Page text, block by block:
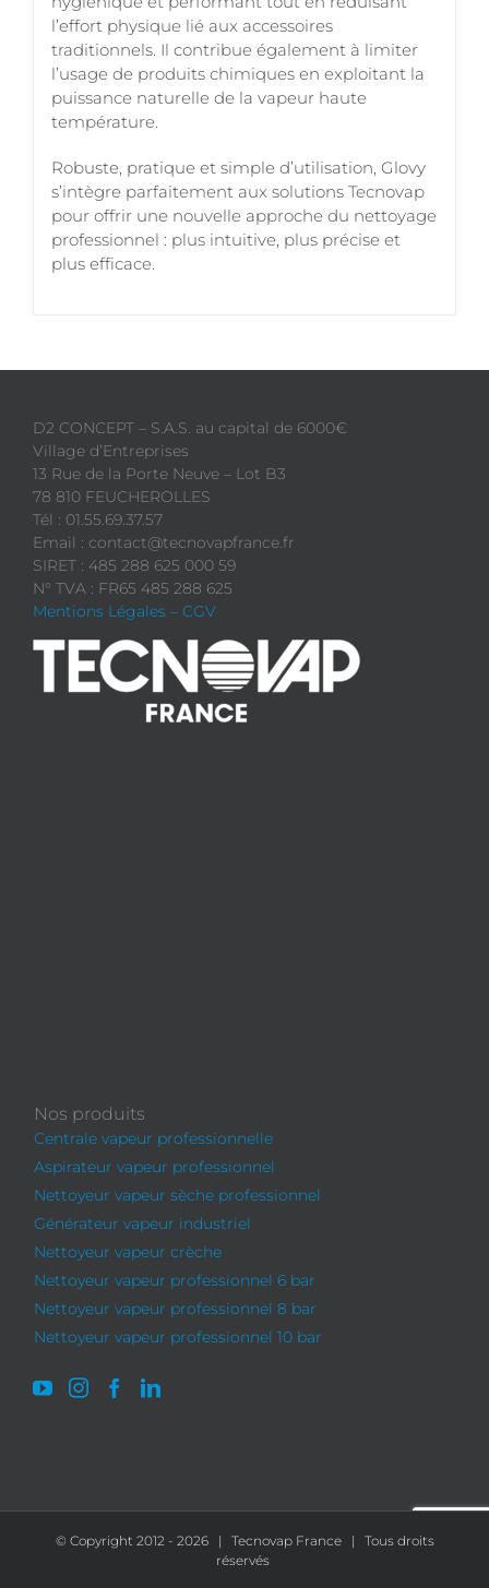
l’effort physique lié aux accessoires
traditionnels. Il contribue également à limiter
l’usage de produits chimiques en exploitant la
puissance naturelle de la vapeur haute
température.
Robuste, pratique et simple d’utilisation, Glovy
s’intègre parfaitement aux solutions Tecnovap
pour offrir une nouvelle approche du nettoyage
professionnel : plus intuitive, plus précise et
plus efficace.
D2 CONCEPT – S.A.S. au capital de 6000€
Village d’Entreprises
13 Rue de la Porte Neuve – Lot B3
78 810 FEUCHEROLLES
Tél : 01.55.69.37.57
Email : contact@tecnovapfrance.fr
SIRET : 485 288 625 000 59
N° TVA : FR65 485 288 625
Mentions Légales – CGV
Nos produits
Centrale vapeur professionnelle
Aspirateur vapeur professionnel
Nettoyeur vapeur sèche professionnel
Générateur vapeur industriel
Nettoyeur vapeur crèche
Nettoyeur vapeur professionnel 6 bar
Nettoyeur vapeur professionnel 8 bar
Nettoyeur vapeur professionnel 10 bar
© Copyright 2012 - 2026 | Tecnovap France | Tous droits
réservés